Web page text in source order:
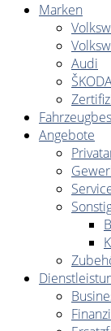
Marken
Audi
Angebote